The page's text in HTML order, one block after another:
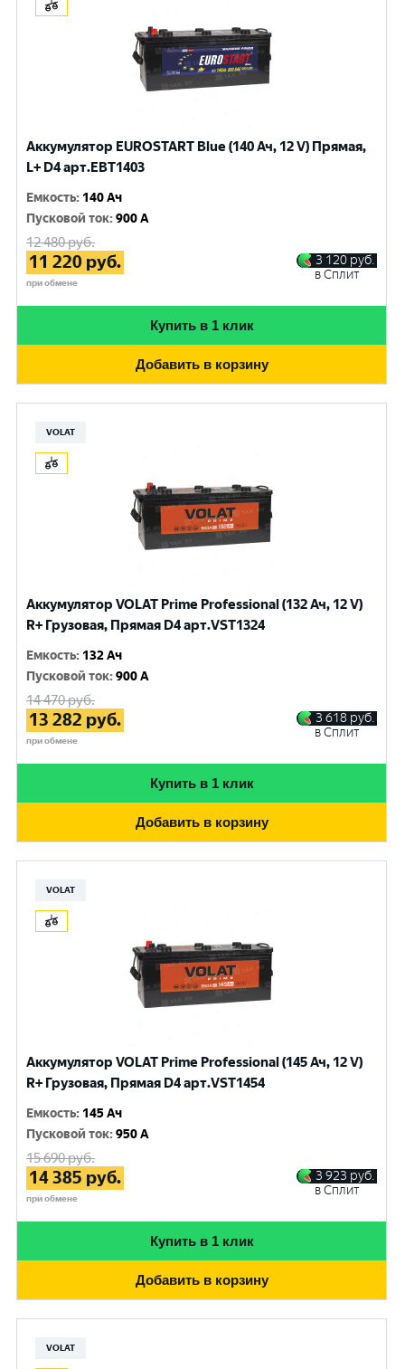
Аккумулятор EUROSTART Blue (140 Ач, 12 V) Прямая,
L+ D4 арт.EBT1403
Емкость: 140 Ач
Пусковой ток:900 A
12 480руб.
11 220 руб.
при обмене
3 120 руб.
в Сплит
Купить в 1 клик
Добавить в корзину
VOLAT
Аккумулятор VOLAT Prime Professional (132 Ач, 12 V)
R+ Грузовая, Прямая D4 арт.VST1324
Емкость: 132 Ач
Пусковой ток:900 A
14 470руб.
13 282 руб.
при обмене
3 618 руб.
в Сплит
Купить в 1 клик
Добавить в корзину
VOLAT
Аккумулятор VOLAT Prime Professional (145 Ач, 12 V)
R+ Грузовая, Прямая D4 арт.VST1454
Емкость: 145 Ач
Пусковой ток:950 A
15 690руб.
14 385 руб.
при обмене
3 923 руб.
в Сплит
Купить в 1 клик
Добавить в корзину
VOLAT